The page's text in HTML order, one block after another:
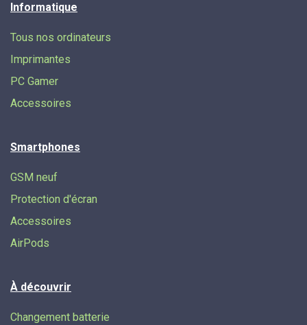
Informatique
Tous nos ordinateurs
Imprimantes
PC Gamer
Accessoires
Smartphones
GSM neuf
Protection d'écran
Accessoires
AirPods
À découvrir
Changement batterie